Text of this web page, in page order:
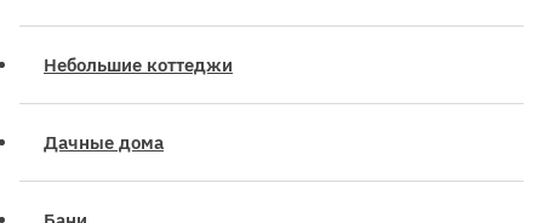
Небольшие коттеджи
Дачные дома